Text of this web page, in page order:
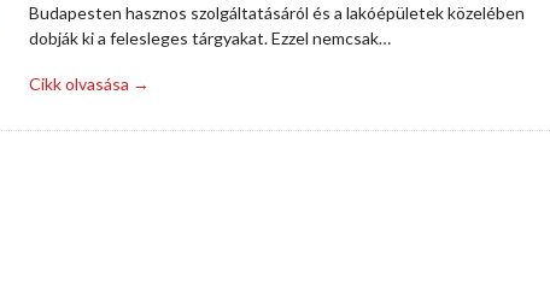
Budapesten hasznos szolgáltatásáról és a lakóépületek közelében
dobják ki a felesleges tárgyakat. Ezzel nemcsak…
Cikk olvasása →